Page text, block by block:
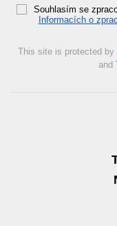
Souhlasím se
Informacích o
This site is protected by
and